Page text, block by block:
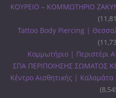
ΚΟΥΡΕΙΟ – ΚΟΜΜΩΤΗΡΙΟ
Tattoo Body Piercing |
Κομμωτήριο | Περιστέρι
ΣΠΑ ΠΕΡΙΠΟΙΗΣΗΣ ΣΩΜΑΤΟΣ
Κέντρο Αισθητικής |